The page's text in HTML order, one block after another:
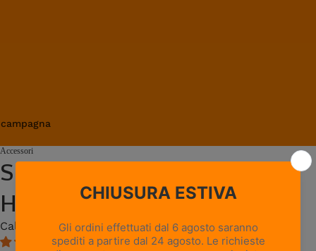
Accessori
SOCKS THERMO FOREST
HIGH - Verde
Calze termiche da caccia per basse temperature
6 recensioni